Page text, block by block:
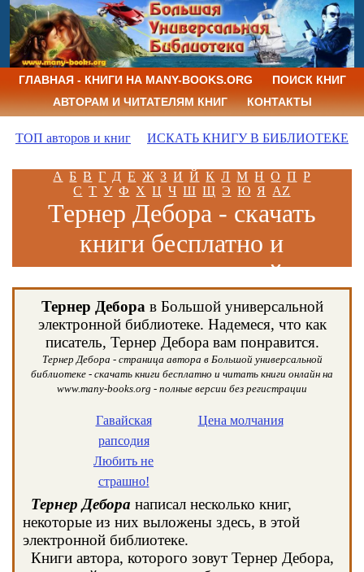
ГЛАВНАЯ - КНИГИ НА MANY-BOOKS.ORG
ПОИСК КНИГ
АВТОРАМ И ЧИТАТЕЛЯМ КНИГ
КОНТАКТЫ
ТОП авторов и книг ИСКАТЬ КНИГУ В БИБЛИОТЕКЕ
А Б В Г Д Е Ж З И Й К Л М Н О П Р
С Т У Ф Х Ц Ч Ш Щ Э Ю Я AZ
Тернер Дебора - скачать
книги бесплатно и
читать книги онлайн
Тернер Дебора в Большой универсальной
электронной библиотеке. Надемеся, что как
писатель, Тернер Дебора вам понравится.
Тернер Дебора - страница автора в Большой универсальной
библиотеке - скачать книги бесплатно и читать книги онлайн на
www.many-books.org - полные версии без регистрации
Гавайская
рапсодия
Любить не
страшно!
Цена молчания
Тернер Дебора написал несколько книг,
некоторые из них выложены здесь, в этой
электронной библиотеке.
Книги автора, которого зовут Тернер Дебора,